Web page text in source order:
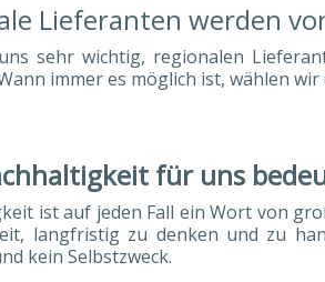
Lieferanten werden
sehr wichtig, regionalen
immer es möglich ist, wählen
für uns
ist auf jeden Fall ein Wort von
langfristig zu denken und zu
kein Selbstzweck.